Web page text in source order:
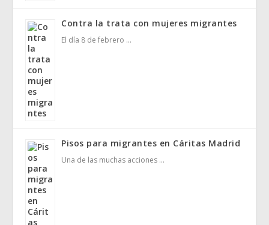
Contra la trata con mujeres migrantes
El día 8 de febrero …
Pisos para migrantes en Cáritas Madrid
Una de las muchas acciones …